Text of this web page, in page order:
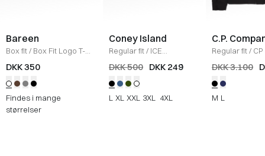
Bareen
Box fit/ Box Fit Logo T-
shirt /WHITE
DKK 350
Findes i mange
størrelser
Coney Island
Regular fit/ ICE
Sweatshirt
/BLACK
DKK 500 DKK 249
L XL XXL 3XL 4XL
C.P.
Regular fit/
Jakke
SORT
DKK 3.100
M L